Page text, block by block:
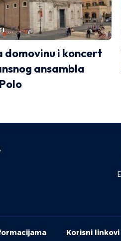
domovinu i koncert
ansambla
Korisni linkovi